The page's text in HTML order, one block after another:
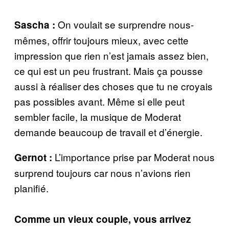
Sascha : On voulait se surprendre nous-
mêmes, offrir toujours mieux, avec cette
impression que rien n’est jamais assez bien,
ce qui est un peu frustrant. Mais ça pousse
aussi à réaliser des choses que tu ne croyais
pas possibles avant. Même si elle peut
sembler facile, la musique de Moderat
demande beaucoup de travail et d’énergie.
Gernot : L’importance prise par Moderat nous
surprend toujours car nous n’avions rien
planifié.
Comme un vieux couple, vous arrivez